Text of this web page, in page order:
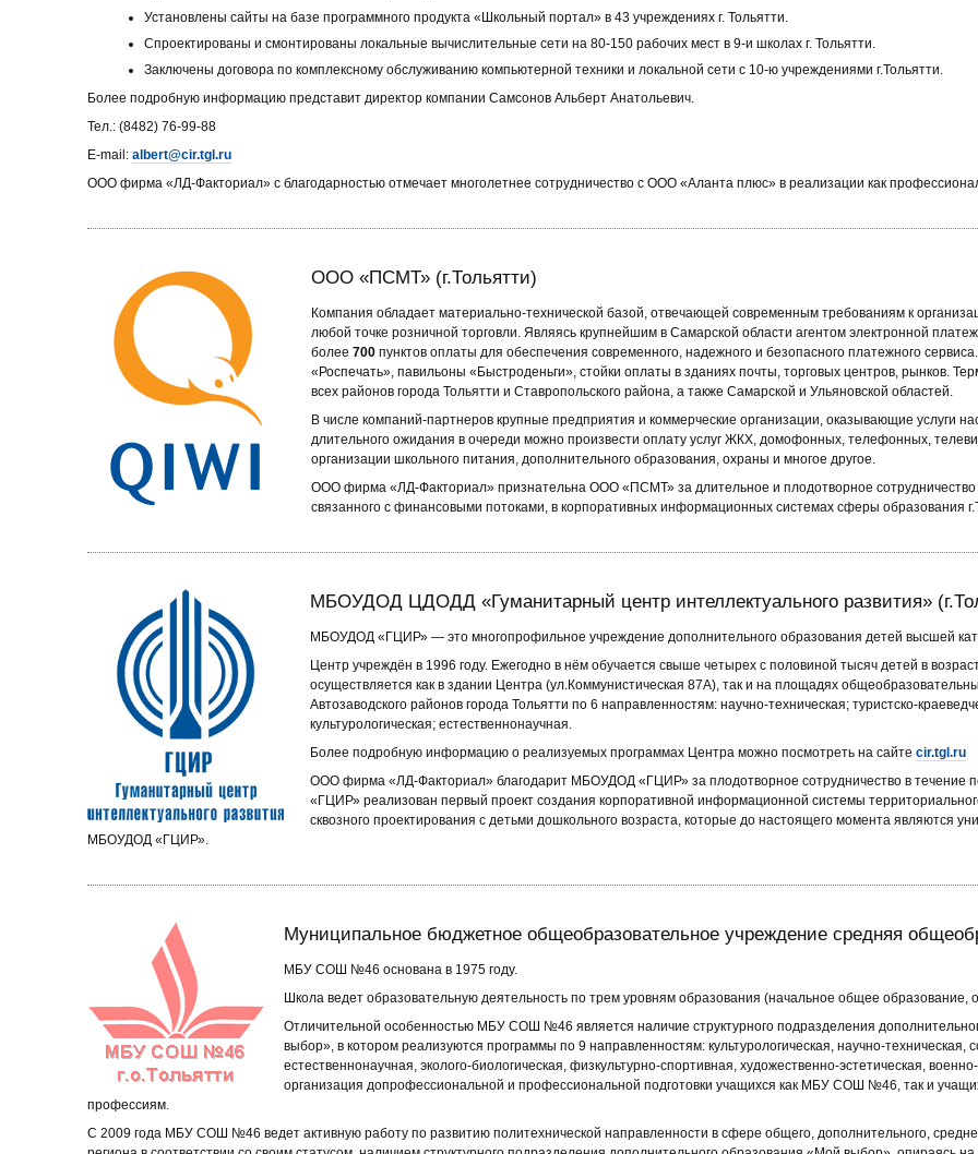
Установлены сайты на базе программного продукта «Школьный портал» в 43 учреждениях г. Тольятти.
Спроектированы и смонтированы локальные вычислительные сети на 80-150 рабочих мест в 9-и школах г. Тольятти.
Заключены договора по комплексному обслуживанию компьютерной техники и локальной сети с 10-ю учреждениями г.Тольятти.
Более подробную информацию представит директор компании Самсонов Альберт Анатольевич.
Тел.: (8482) 76-99-88
E-mail: albert@cir.tgl.ru
ООО фирма «ЛД-Факториал» с благодарностью отмечает многолетнее сотрудничество с ООО «Аланта плюс» в реализации как
ООО «ПСМТ» (г.Тольятти)
Компания обладает материально-технической базой, отвечающей современным требованиям к
любой точке розничной торговли. Являясь крупнейшим в Самарской области агентом электронной
более 700 пунктов оплаты для обеспечения современного, надежного и безопасного платежного
«Роспечать», павильоны «Быстроденьги», стойки оплаты в зданиях почты, торговых центров, рынков.
всех районов города Тольятти и Ставропольского района, а также Самарской и Ульяновской областей.
В числе компаний-партнеров крупные предприятия и коммерческие организации, оказывающие услуги
длительного ожидания в очереди можно произвести оплату услуг ЖКХ, домофонных, телефонных,
организации школьного питания, дополнительного образования, охраны и многое другое.
ООО фирма «ЛД-Факториал» признательна ООО «ПСМТ» за длительное и плодотворное сотрудничество
связанного с финансовыми потоками, в корпоративных информационных системах сферы образования
МБОУДОД ЦДОДД «Гуманитарный центр интеллектуального развития»
МБОУДОД «ГЦИР» — это многопрофильное учреждение дополнительного образования детей высшей
Центр учреждён в 1996 году. Ежегодно в нём обучается свыше четырех с половиной тысяч детей в
осуществляется как в здании Центра (ул.Коммунистическая 87А), так и на площадях
Автозаводского районов города Тольятти по 6 направленностям: научно-техническая; туристско-
культурологическая; естественнонаучная.
Более подробную информацию о реализуемых программах Центра можно посмотреть на сайте cir.tgl.ru
ООО фирма «ЛД-Факториал» благодарит МБОУДОД «ГЦИР» за плодотворное сотрудничество в течение
«ГЦИР» реализован первый проект создания корпоративной информационной системы
сквозного проектирования с детьми дошкольного возраста, которые до настоящего момента являются
МБОУДОД «ГЦИР».
Муниципальное бюджетное общеобразовательное учреждение средняя
МБУ СОШ №46 основана в 1975 году.
Школа ведет образовательную деятельность по трем уровням образования (начальное общее
Отличительной особенностью МБУ СОШ №46 является наличие структурного подразделения
выбор», в котором реализуются программы по 9 направленностям: культурологическая, научно-техническая,
естественнонаучная, эколого-биологическая, физкультурно-спортивная, художественно-эстетическая,
организация допрофессиональной и профессиональной подготовки учащихся как МБУ СОШ №46, так и
профессиям.
С 2009 года МБУ СОШ №46 ведет активную работу по развитию политехнической направленности в сфере общего, дополнительного,